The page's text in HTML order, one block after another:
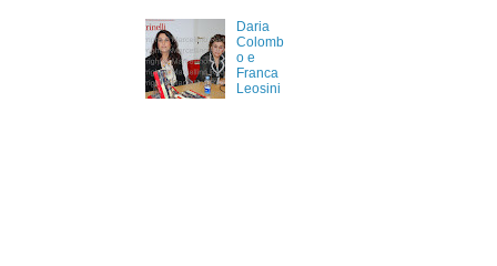
Daria
Colomb
o e
Franca
Leosini